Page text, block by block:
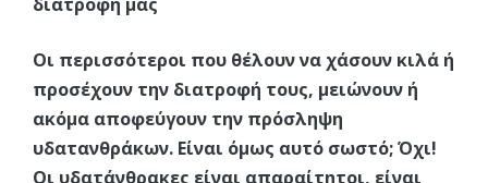
Οι περισσότεροι που θέλουν να χάσουν κιλά ή
προσέχουν την διατροφή τους, μειώνουν ή
ακόμα αποφεύγουν την πρόσληψη
υδατανθράκων. Είναι όμως αυτό σωστό; Όχι!
Οι υδατάνθρακες είναι απαραίτητοι, είναι